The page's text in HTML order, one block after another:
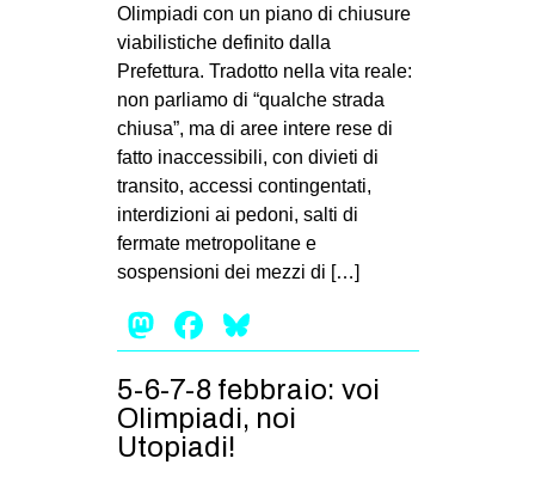
Olimpiadi con un piano di chiusure
viabilistiche definito dalla
Prefettura. Tradotto nella vita reale:
non parliamo di “qualche strada
chiusa”, ma di aree intere rese di
fatto inaccessibili, con divieti di
transito, accessi contingentati,
interdizioni ai pedoni, salti di
fermate metropolitane e
sospensioni dei mezzi di […]
Mastodon
Facebook
5-6-7-8 febbraio: voi
Olimpiadi, noi
Utopiadi!